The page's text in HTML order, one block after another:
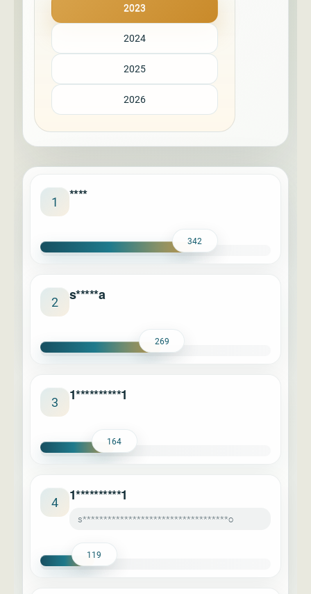
2023
2024
2025
2026
1 ****
342
2 s*****a
269
3 1**********1
164
4 1**********1
s***********************************o
119